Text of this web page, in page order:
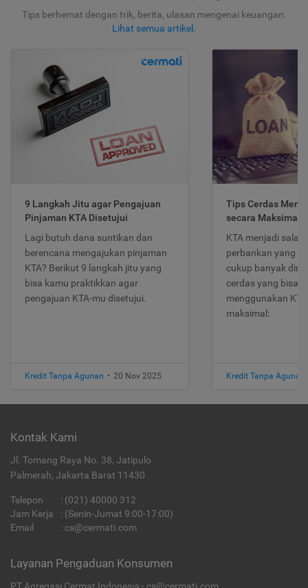
Tips berhemat dengan trik, berita, ulasan mengenai keuangan.
Lihat semua artikel .
9 Langkah Jitu agar Pengajuan
Pinjaman KTA Disetujui
Lagi butuh dana suntikan dan
berencana mengajukan pinjaman
KTA? Berikut 9 langkah jitu yang
bisa kamu praktikkan agar
pengajuan KTA-mu disetujui.
Kredit Tanpa Agunan • 20 Nov 2025
Tips Cerdas
secara Maksimal
KTA menjadi
perbankan yang
cukup banyak
cerdas yang bisa
menggunakan
maksimal:
Kredit Tanpa Agunan
Kontak Kami
Jl. Tomang Raya No. 38, Jatipulo
Palmerah, Jakarta Barat 11430
Telepon : (021) 40000 312
Jam Kerja
: (Senin-Jumat 9:00-17:00)
Email
: cs@cermati.com
Layanan Pengaduan Konsumen